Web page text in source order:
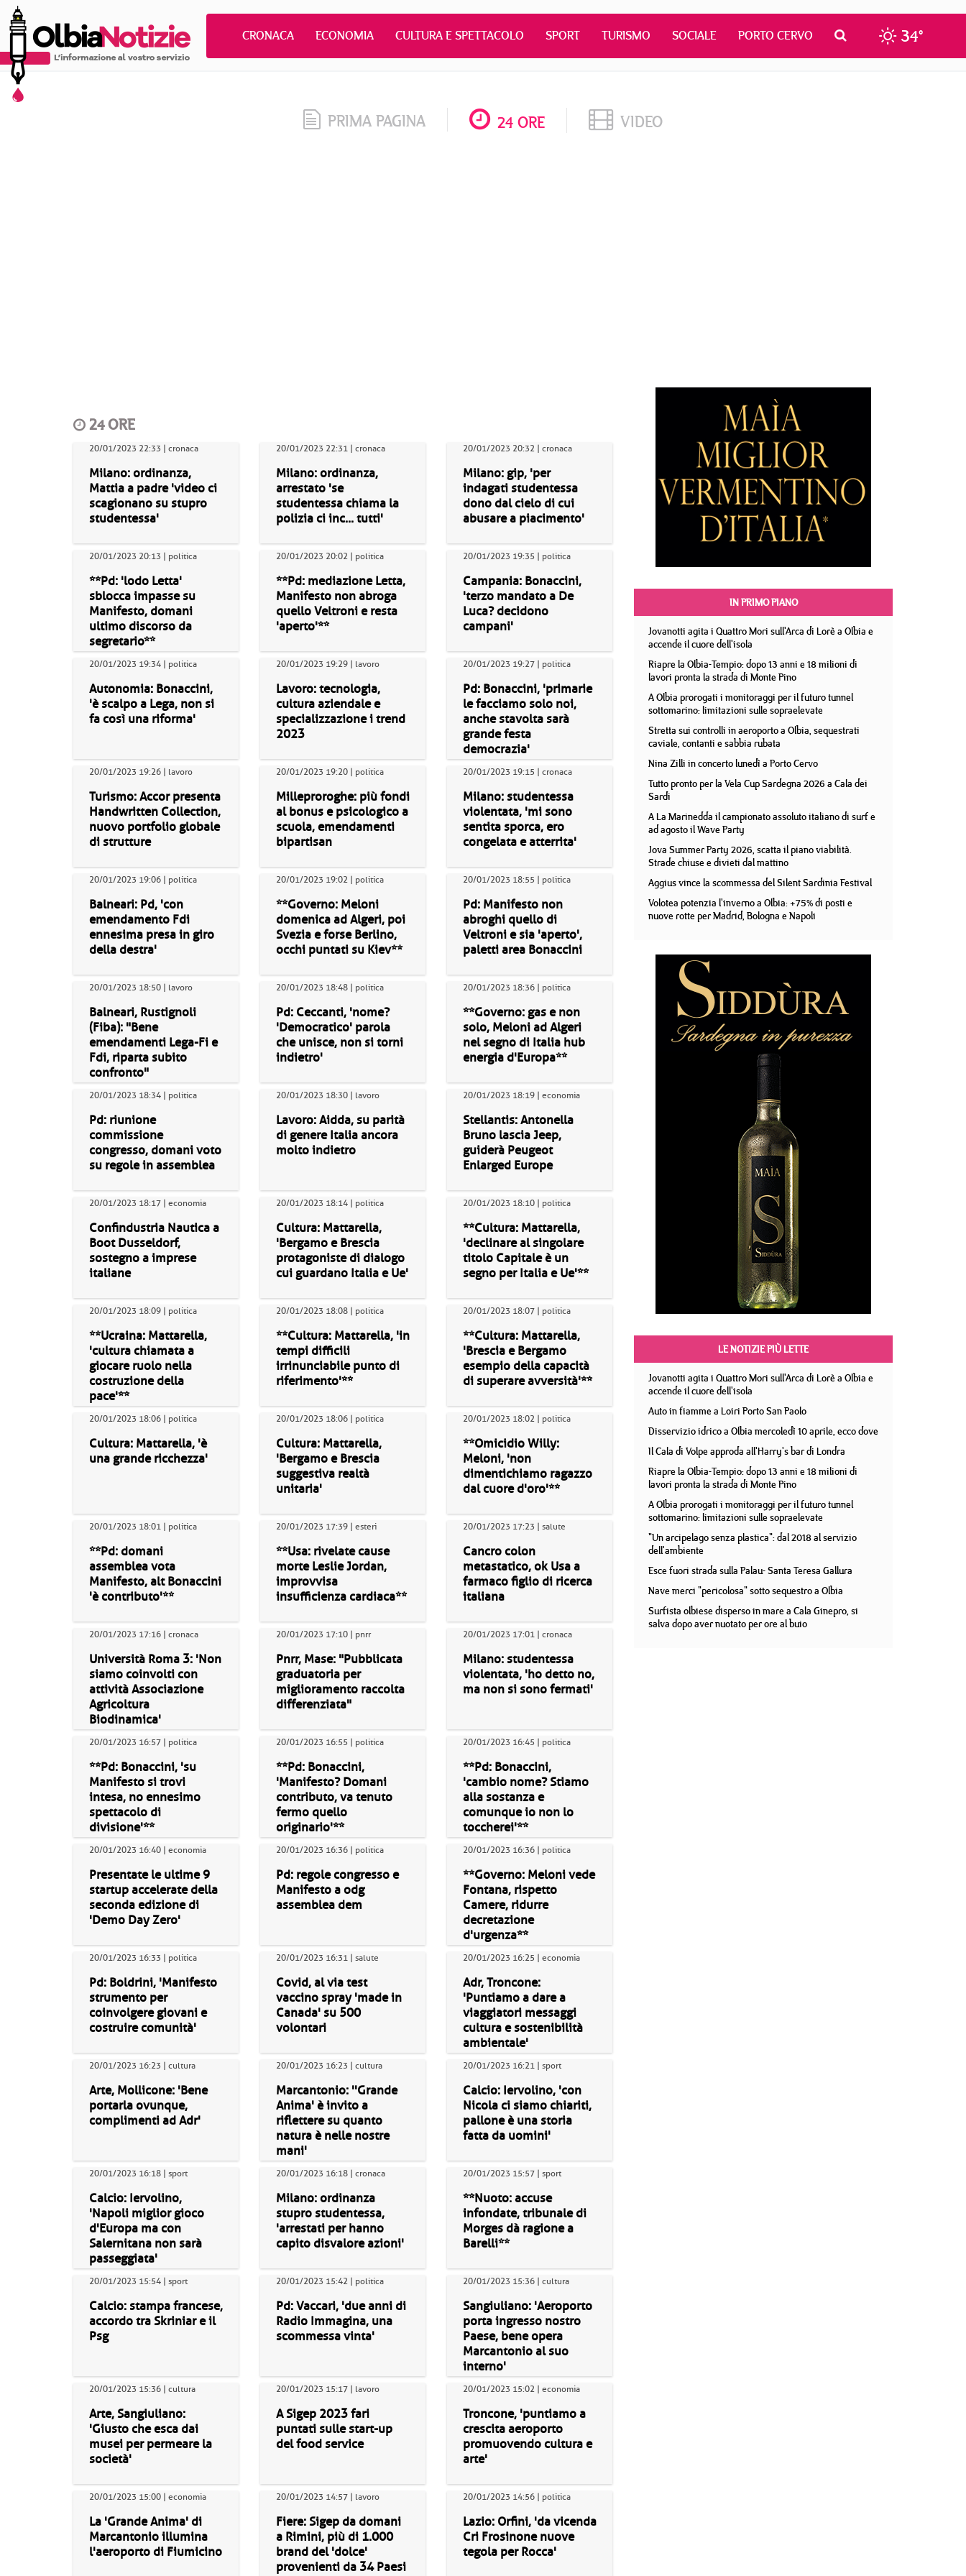
CRONACA ECONOMIA CULTURA E SPETTACOLO SPORT TURISMO SOCIALE PORTO CERVO 34°
PRIMA PAGINA 24 ORE VIDEO
24 ORE
20/01/2023 22:33 | cronaca
Milano: ordinanza,
Mattia a padre 'video ci
scagionano su stupro
studentessa'
20/01/2023 22:31 | cronaca
Milano: ordinanza,
arrestato 'se
studentessa chiama la
polizia ci inc... tutti'
20/01/2023 20:32 | cronaca
Milano: gip, 'per
indagati studentessa
dono dal cielo di cui
abusare a piacimento'
20/01/2023 20:13 | politica
**Pd: 'lodo Letta'
sblocca impasse su
Manifesto, domani
ultimo discorso da
segretario**
20/01/2023 20:02 | politica
**Pd: mediazione Letta,
Manifesto non abroga
quello Veltroni e resta
'aperto'**
20/01/2023 19:35 | politica
Campania: Bonaccini,
'terzo mandato a De
Luca? decidono
campani'
20/01/2023 19:34 | politica
Autonomia: Bonaccini,
'è scalpo a Lega, non si
fa così una riforma'
20/01/2023 19:29 | lavoro
Lavoro: tecnologia,
cultura aziendale e
specializzazione i trend
2023
20/01/2023 19:27 | politica
Pd: Bonaccini, 'primarie
le facciamo solo noi,
anche stavolta sarà
grande festa
democrazia'
20/01/2023 19:26 | lavoro
Turismo: Accor presenta
Handwritten Collection,
nuovo portfolio globale
di strutture
20/01/2023 19:20 | politica
Milleproroghe: più fondi
al bonus e psicologico a
scuola, emendamenti
bipartisan
20/01/2023 19:15 | cronaca
Milano: studentessa
violentata, 'mi sono
sentita sporca, ero
congelata e atterrita'
20/01/2023 19:06 | politica
Balneari: Pd, 'con
emendamento Fdi
ennesima presa in giro
della destra'
20/01/2023 19:02 | politica
**Governo: Meloni
domenica ad Algeri, poi
Svezia e forse Berlino,
occhi puntati su Kiev**
20/01/2023 18:55 | politica
Pd: Manifesto non
abroghi quello di
Veltroni e sia 'aperto',
paletti area Bonaccini
20/01/2023 18:50 | lavoro
Balneari, Rustignoli
(Fiba): "Bene
emendamenti Lega-Fi e
Fdi, riparta subito
confronto"
20/01/2023 18:48 | politica
Pd: Ceccanti, 'nome?
'Democratico' parola
che unisce, non si torni
indietro'
20/01/2023 18:36 | politica
**Governo: gas e non
solo, Meloni ad Algeri
nel segno di Italia hub
energia d'Europa**
20/01/2023 18:34 | politica
Pd: riunione
commissione
congresso, domani voto
su regole in assemblea
20/01/2023 18:30 | lavoro
Lavoro: Aidda, su parità
di genere Italia ancora
molto indietro
20/01/2023 18:19 | economia
Stellantis: Antonella
Bruno lascia Jeep,
guiderà Peugeot
Enlarged Europe
20/01/2023 18:17 | economia
Confindustria Nautica a
Boot Dusseldorf,
sostegno a imprese
italiane
20/01/2023 18:14 | politica
Cultura: Mattarella,
'Bergamo e Brescia
protagoniste di dialogo
cui guardano Italia e Ue'
20/01/2023 18:10 | politica
**Cultura: Mattarella,
'declinare al singolare
titolo Capitale è un
segno per Italia e Ue'**
20/01/2023 18:09 | politica
**Ucraina: Mattarella,
'cultura chiamata a
giocare ruolo nella
costruzione della
pace'**
20/01/2023 18:08 | politica
**Cultura: Mattarella, 'in
tempi difficili
irrinunciabile punto di
riferimento'**
20/01/2023 18:07 | politica
**Cultura: Mattarella,
'Brescia e Bergamo
esempio della capacità
di superare avversità'**
20/01/2023 18:06 | politica
Cultura: Mattarella, 'è
una grande ricchezza'
20/01/2023 18:06 | politica
Cultura: Mattarella,
'Bergamo e Brescia
suggestiva realtà
unitaria'
20/01/2023 18:02 | politica
**Omicidio Willy:
Meloni, 'non
dimentichiamo ragazzo
dal cuore d'oro'**
20/01/2023 18:01 | politica
**Pd: domani
assemblea vota
Manifesto, alt Bonaccini
'è contributo'**
20/01/2023 17:39 | esteri
**Usa: rivelate cause
morte Leslie Jordan,
improvvisa
insufficienza cardiaca**
20/01/2023 17:23 | salute
Cancro colon
metastatico, ok Usa a
farmaco figlio di ricerca
italiana
20/01/2023 17:16 | cronaca
Università Roma 3: 'Non
siamo coinvolti con
attività Associazione
Agricoltura
Biodinamica'
20/01/2023 17:10 | pnrr
Pnrr, Mase: "Pubblicata
graduatoria per
miglioramento raccolta
differenziata"
20/01/2023 17:01 | cronaca
Milano: studentessa
violentata, 'ho detto no,
ma non si sono fermati'
20/01/2023 16:57 | politica
**Pd: Bonaccini, 'su
Manifesto si trovi
intesa, no ennesimo
spettacolo di
divisione'**
20/01/2023 16:55 | politica
**Pd: Bonaccini,
'Manifesto? Domani
contributo, va tenuto
fermo quello
originario'**
20/01/2023 16:45 | politica
**Pd: Bonaccini,
'cambio nome? Stiamo
alla sostanza e
comunque io non lo
toccherei'**
20/01/2023 16:40 | economia
Presentate le ultime 9
startup accelerate della
seconda edizione di
'Demo Day Zero'
20/01/2023 16:36 | politica
Pd: regole congresso e
Manifesto a odg
assemblea dem
20/01/2023 16:36 | politica
**Governo: Meloni vede
Fontana, rispetto
Camere, ridurre
decretazione
d'urgenza**
20/01/2023 16:33 | politica
Pd: Boldrini, 'Manifesto
strumento per
coinvolgere giovani e
costruire comunità'
20/01/2023 16:31 | salute
Covid, al via test
vaccino spray 'made in
Canada' su 500
volontari
20/01/2023 16:25 | economia
Adr, Troncone:
'Puntiamo a dare a
viaggiatori messaggi
cultura e sostenibilità
ambientale'
20/01/2023 16:23 | cultura
Arte, Mollicone: 'Bene
portarla ovunque,
complimenti ad Adr'
20/01/2023 16:23 | cultura
Marcantonio: ''Grande
Anima' è invito a
riflettere su quanto
natura è nelle nostre
mani'
20/01/2023 16:21 | sport
Calcio: Iervolino, 'con
Nicola ci siamo chiariti,
pallone è una storia
fatta da uomini'
20/01/2023 16:18 | sport
Calcio: Iervolino,
'Napoli miglior gioco
d'Europa ma con
Salernitana non sarà
passeggiata'
20/01/2023 16:18 | cronaca
Milano: ordinanza
stupro studentessa,
'arrestati per hanno
capito disvalore azioni'
20/01/2023 15:57 | sport
**Nuoto: accuse
infondate, tribunale di
Morges dà ragione a
Barelli**
20/01/2023 15:54 | sport
Calcio: stampa francese,
accordo tra Skriniar e il
Psg
20/01/2023 15:42 | politica
Pd: Vaccari, 'due anni di
Radio Immagina, una
scommessa vinta'
20/01/2023 15:36 | cultura
Sangiuliano: 'Aeroporto
porta ingresso nostro
Paese, bene opera
Marcantonio al suo
interno'
20/01/2023 15:36 | cultura
Arte, Sangiuliano:
'Giusto che esca dai
musei per permeare la
società'
20/01/2023 15:17 | lavoro
A Sigep 2023 fari
puntati sulle start-up
del food service
20/01/2023 15:02 | economia
Troncone, 'puntiamo a
crescita aeroporto
promuovendo cultura e
arte'
20/01/2023 15:00 | economia
La 'Grande Anima' di
Marcantonio illumina
l'aeroporto di Fiumicino
20/01/2023 14:57 | lavoro
Fiere: Sigep da domani
a Rimini, più di 1.000
brand del 'dolce'
provenienti da 34 Paesi
20/01/2023 14:56 | politica
Lazio: Orfini, 'da vicenda
Cri Frosinone nuove
tegola per Rocca'
IN PRIMO PIANO
Jovanotti agita i Quattro Mori sull'Arca di Lorè a Olbia e
accende il cuore dell'isola
Riapre la Olbia-Tempio: dopo 13 anni e 18 milioni di
lavori pronta la strada di Monte Pino
A Olbia prorogati i monitoraggi per il futuro tunnel
sottomarino: limitazioni sulle sopraelevate
Stretta sui controlli in aeroporto a Olbia, sequestrati
caviale, contanti e sabbia rubata
Nina Zilli in concerto lunedì a Porto Cervo
Tutto pronto per la Vela Cup Sardegna 2026 a Cala dei
Sardi
A La Marinedda il campionato assoluto italiano di surf e
ad agosto il Wave Party
Jova Summer Party 2026, scatta il piano viabilità.
Strade chiuse e divieti dal mattino
Aggius vince la scommessa del Silent Sardinia Festival
Volotea potenzia l'inverno a Olbia: +75% di posti e
nuove rotte per Madrid, Bologna e Napoli
LE NOTIZIE PIÙ LETTE
Jovanotti agita i Quattro Mori sull'Arca di Lorè a Olbia e
accende il cuore dell'isola
Auto in fiamme a Loiri Porto San Paolo
Disservizio idrico a Olbia mercoledì 10 aprile, ecco dove
Il Cala di Volpe approda all'Harry's bar di Londra
Riapre la Olbia-Tempio: dopo 13 anni e 18 milioni di
lavori pronta la strada di Monte Pino
A Olbia prorogati i monitoraggi per il futuro tunnel
sottomarino: limitazioni sulle sopraelevate
"Un arcipelago senza plastica": dal 2018 al servizio
dell'ambiente
Esce fuori strada sulla Palau- Santa Teresa Gallura
Nave merci "pericolosa" sotto sequestro a Olbia
Surfista olbiese disperso in mare a Cala Ginepro, si
salva dopo aver nuotato per ore al buio